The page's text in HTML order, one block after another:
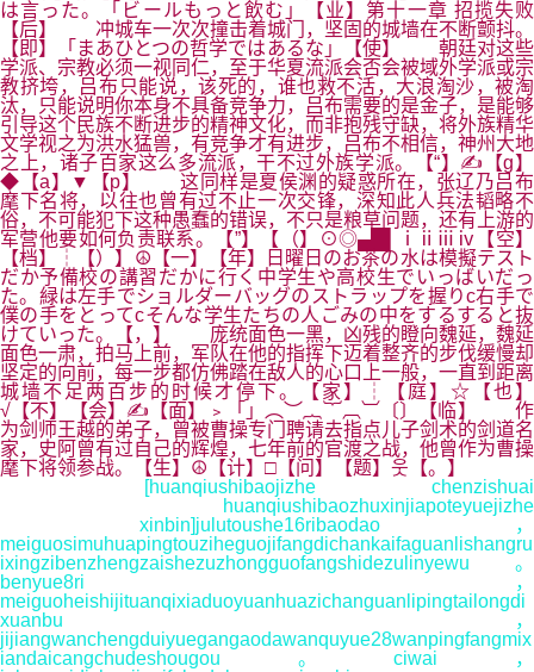
は言った。「ビールもっと飲む」【业】第十一章 招揽失败
【后】 冲城车一次次撞击着城门，坚固的城墙在不断颤抖。
【即】「まあひとつの哲学ではあるな」【使】 朝廷对这些
学派、宗教必须一视同仁，至于华夏流派会否会被域外学派或宗
教挤垮，吕布只能说，该死的，谁也救不活，大浪淘沙，被淘
汰，只能说明你本身不具备竞争力，吕布需要的是金子，是能够
引导这个民族不断进步的精神文化，而非抱残守缺，将外族精华
文学视之为洪水猛兽，有竞争才有进步，吕布不相信，神州大地
之上，诸子百家这么多流派，干不过外族学派。【“】✍【g】
◆【a】▼【p】 这同样是夏侯渊的疑惑所在，张辽乃吕布
麾下名将，以往也曾有过不止一次交锋，深知此人兵法韬略不
俗，不可能犯下这种愚蠢的错误，不只是粮草问题，还有上游的
军营他要如何负责联系。【”】【（】⊙◎▄█▌ⅰⅱⅲⅳ【空】
【档】┆【）】☮【一】【年】日曜日のお茶の水は模擬テスト
だか予備校の講習だかに行く中学生や高校生でいっばいだっ
た。緑は左手でショルダーバッグのストラップを握りc右手で
僕の手をとってcそんな学生たちの人ごみの中をするすると抜
けていった。【，】 庞统面色一黑，凶残的瞪向魏延，魏延
面色一肃，拍马上前，军队在他的指挥下迈着整齐的步伐缓慢却
坚定的向前，每一步都仿佛踏在敌人的心口上一般，一直到距离
城墙不足两百步的时候才停下。【家】┆【庭】☆【也】
√【不】【会】✍【面】﹥「」︵︶︷︸︹︺〔〕【临】 作
为剑师王越的弟子，曾被曹操专门聘请去指点儿子剑术的剑道名
家，史阿曾有过自己的辉煌，七年前的官渡之战，他曾作为曹操
麾下将领参战。【生】☮【计】□【问】【题】웃【。】
[huanqiushibaojizhe chenzishuai
huanqiushibaozhuxinjiapoteyuejizhe
xinbin]julutoushe16ribaodao，
meiguosimuhuapingtouziheguojifangdichankaifaguanlishangru
ixingzibenzhengzaishezuzhongguofangshidezulinyewu。
benyue8ri，
meiguoheishijituanqixiaduoyuanhuazichanguanlipingtailongdi
xuanbu，
jijiangwanchengduiyuegangaodawanquyue28wanpingfangmix
iandaicangchudeshougou。ciwai，